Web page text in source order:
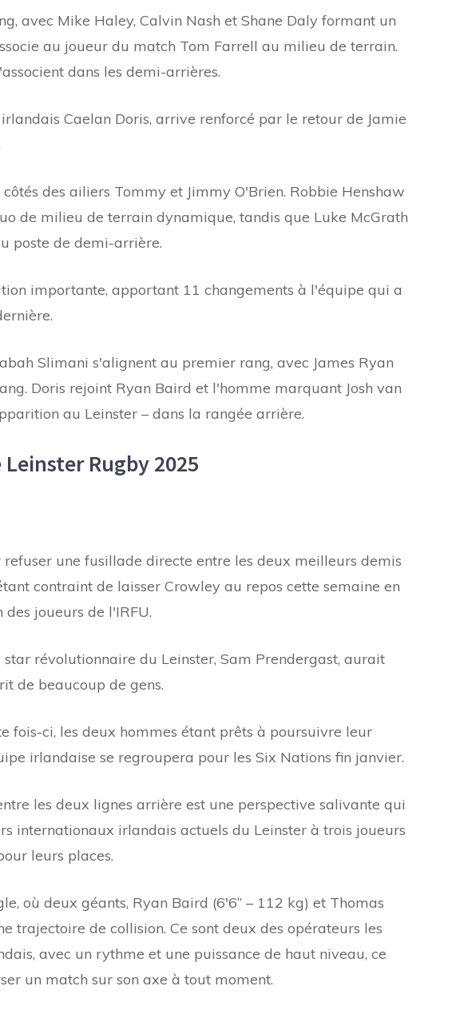
avec Mike Haley, Calvin Nash et Shane Daly formant un
au joueur du match Tom Farrell au milieu de terrain.
dans les demi-arrières.
Caelan Doris, arrive renforcé par le retour de Jamie
des ailiers Tommy et Jimmy O'Brien. Robbie Henshaw
de milieu de terrain dynamique, tandis que Luke McGrath
poste de demi-arrière.
importante, apportant 11 changements à l'équipe qui a
Slimani s'alignent au premier rang, avec James Ryan
Doris rejoint Ryan Baird et l'homme marquant Josh van
au Leinster – dans la rangée arrière.
Rugby 2025
refuser une fusillade directe entre les deux meilleurs demis
contraint de laisser Crowley au repos cette semaine en
joueurs de l'IRFU.
révolutionnaire du Leinster, Sam Prendergast, aurait
de beaucoup de gens.
fois-ci, les deux hommes étant prêts à poursuivre leur
irlandaise se regroupera pour les Six Nations fin janvier.
les deux lignes arrière est une perspective salivante qui
internationaux irlandais actuels du Leinster à trois joueurs
leurs places.
où deux géants, Ryan Baird (6'6” – 112 kg) et Thomas
trajectoire de collision. Ce sont deux des opérateurs les
avec un rythme et une puissance de haut niveau, ce
un match sur son axe à tout moment.